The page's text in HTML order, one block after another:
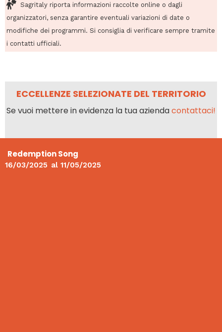
Sagritaly riporta informazioni raccolte online o dagli
organizzatori, senza garantire eventuali variazioni di date o
modifiche dei programmi. Si consiglia di verificare sempre tramite
i contatti ufficiali.
ECCELLENZE SELEZIONATE DEL TERRITORIO
Se vuoi mettere in evidenza la tua aziendacontattaci!
Redemption Song
16/03/2025 al 11/05/2025